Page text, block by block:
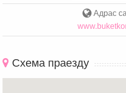
Адрас
Схема праезду